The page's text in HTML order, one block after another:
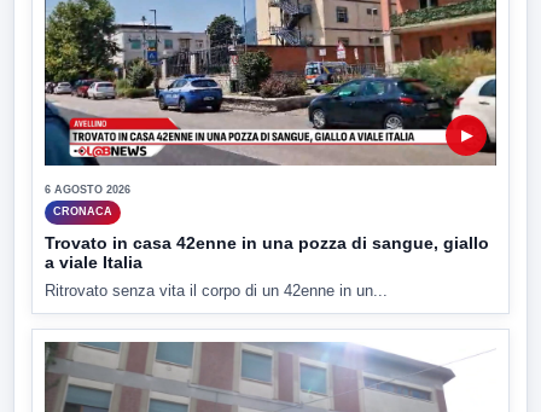
▶
6 AGOSTO 2026
CRONACA
Trovato in casa 42enne in una pozza di sangue, giallo
a viale Italia
Ritrovato senza vita il corpo di un 42enne in un...